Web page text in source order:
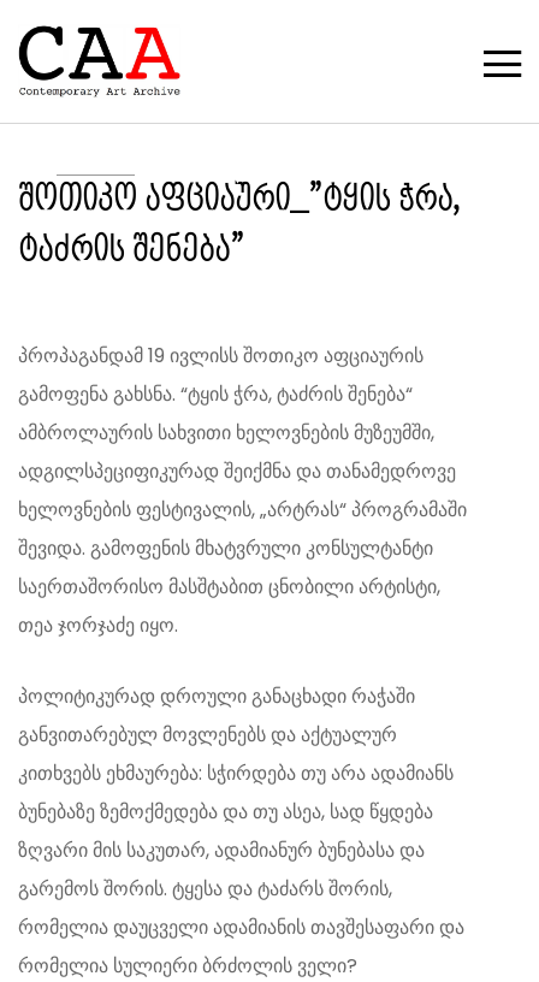
შოთიკო აფციაური_”ტყის ჭრა,
ტაძრის შენება”
პროპაგანდამ 19 ივლისს შოთიკო აფციაურის
გამოფენა გახსნა. “ტყის ჭრა, ტაძრის შენება“
ამბროლაურის სახვითი ხელოვნების მუზეუმში,
ადგილსპეციფიკურად შეიქმნა და თანამედროვე
ხელოვნების ფესტივალის, „არტრას“ პროგრამაში
შევიდა. გამოფენის მხატვრული კონსულტანტი
საერთაშორისო მასშტაბით ცნობილი არტისტი,
თეა ჯორჯაძე იყო.
პოლიტიკურად დროული განაცხადი რაჭაში
განვითარებულ მოვლენებს და აქტუალურ
კითხვებს ეხმაურება: სჭირდება თუ არა ადამიანს
ბუნებაზე ზემოქმედება და თუ ასეა, სად წყდება
ზღვარი მის საკუთარ, ადამიანურ ბუნებასა და
გარემოს შორის. ტყესა და ტაძარს შორის,
რომელია დაუცველი ადამიანის თავშესაფარი და
რომელია სულიერი ბრძოლის ველი?